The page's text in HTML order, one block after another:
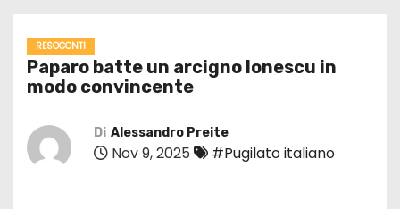
RESOCONTI
Paparo batte un arcigno Ionescu in
modo convincente
Di Alessandro Preite
Nov 9, 2025 #Pugilato italiano